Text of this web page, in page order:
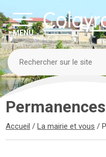
MENU
Accueil /La mairie et vous /